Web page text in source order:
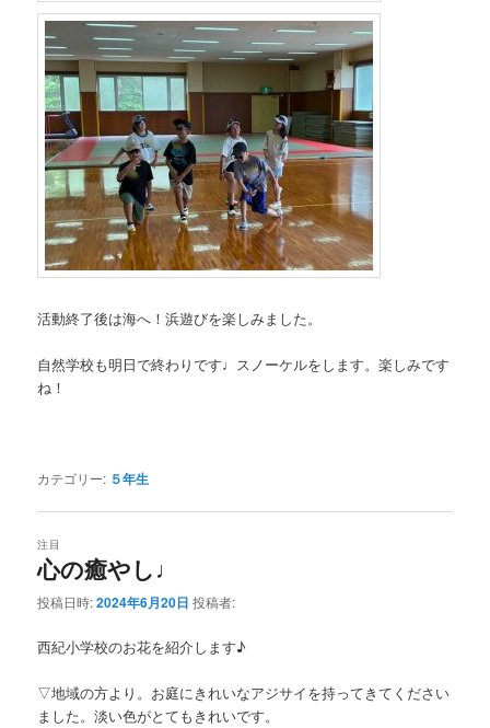
活動終了後は海へ！浜遊びを楽しみました。
自然学校も明日で終わりです♩スノーケルをします。楽しみです
ね！
カテゴリー: ５年生
心の癒やし♩
注目
投稿日時:2024年6月20日 投稿者:
西紀小学校のお花を紹介します♪
▽地域の方より。お庭にきれいなアジサイを持ってきてください
ました。淡い色がとてもきれいです。